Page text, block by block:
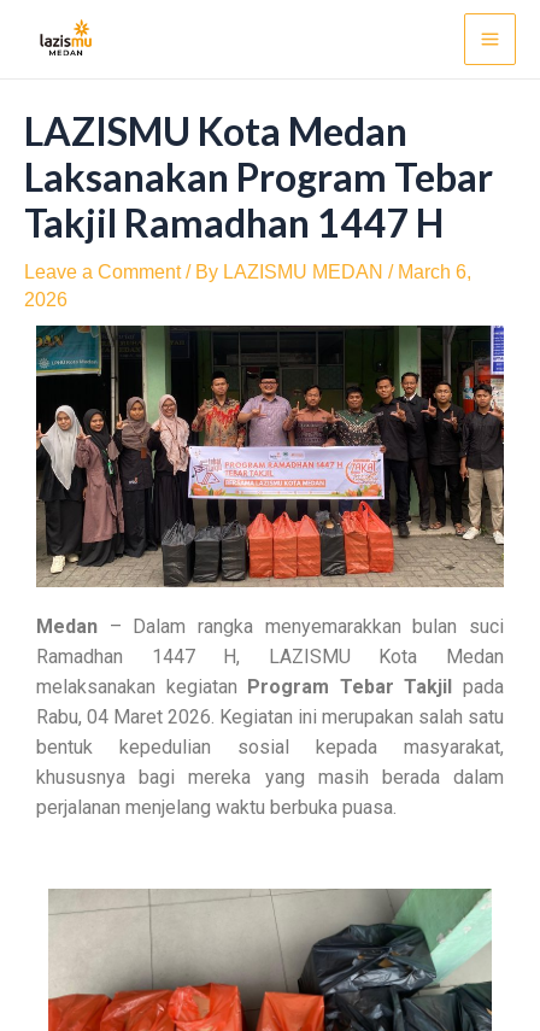
LAZISMU Kota Medan
Laksanakan Program Tebar
Takjil Ramadhan 1447 H
Leave a Comment / By LAZISMU MEDAN / March 6,
2026
Medan – Dalam rangka menyemarakkan bulan suci
Ramadhan 1447 H, LAZISMU Kota Medan
melaksanakan kegiatan Program Tebar Takjil pada
Rabu, 04 Maret 2026. Kegiatan ini merupakan salah satu
bentuk kepedulian sosial kepada masyarakat,
khususnya bagi mereka yang masih berada dalam
perjalanan menjelang waktu berbuka puasa.
navigation